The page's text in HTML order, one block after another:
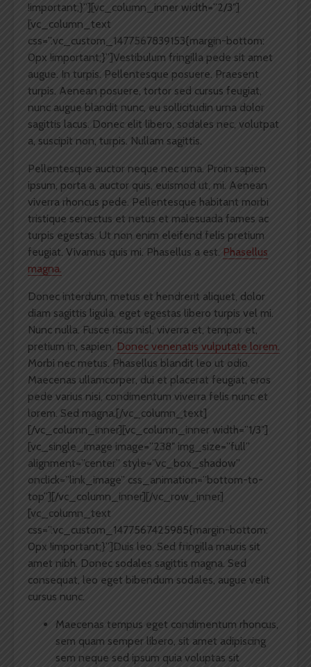
!important;}”][vc_column_inner width=”2/3″]
[vc_column_text
css=”.vc_custom_1477567839153{margin-bottom:
0px !important;}”]Vestibulum fringilla pede sit amet
augue. In turpis. Pellentesque posuere. Praesent
turpis. Aenean posuere, tortor sed cursus feugiat,
nunc augue blandit nunc, eu sollicitudin urna dolor
sagittis lacus. Donec elit libero, sodales nec, volutpat
a, suscipit non, turpis. Nullam sagittis.
Pellentesque auctor neque nec urna. Proin sapien
ipsum, porta a, auctor quis, euismod ut, mi. Aenean
viverra rhoncus pede. Pellentesque habitant morbi
tristique senectus et netus et malesuada fames ac
turpis egestas. Ut non enim eleifend felis pretium
feugiat. Vivamus quis mi. Phasellus a est. Phasellus
magna.
Donec interdum, metus et hendrerit aliquet, dolor
diam sagittis ligula, eget egestas libero turpis vel mi.
Nunc nulla. Fusce risus nisl, viverra et, tempor et,
pretium in, sapien. Donec venenatis vulputate lorem.
Morbi nec metus. Phasellus blandit leo ut odio.
Maecenas ullamcorper, dui et placerat feugiat, eros
pede varius nisi, condimentum viverra felis nunc et
lorem. Sed magna.[/vc_column_text]
[/vc_column_inner][vc_column_inner width=”1/3″]
[vc_single_image image=”238″ img_size=”full”
alignment=”center” style=”vc_box_shadow”
onclick=”link_image” css_animation=”bottom-to-
top”][/vc_column_inner][/vc_row_inner]
[vc_column_text
css=”.vc_custom_1477567425985{margin-bottom:
0px !important;}”]Duis leo. Sed fringilla mauris sit
amet nibh. Donec sodales sagittis magna. Sed
consequat, leo eget bibendum sodales, augue velit
cursus nunc.
Maecenas tempus eget condimentum rhoncus,
sem quam semper libero, sit amet adipiscing
sem neque sed ipsum quia voluptas sit